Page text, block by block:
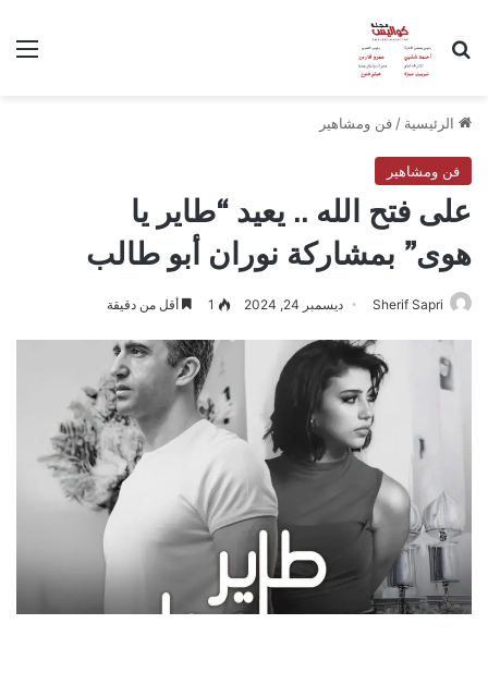
بحث عن
الرئيسية / فن ومشاهير
فن ومشاهير
على فتح الله .. يعيد “طاير يا
هوى” بمشاركة نوران أبو طالب
Sherif Sapri ديسمبر 24, 2024 1 أقل من دقيقة